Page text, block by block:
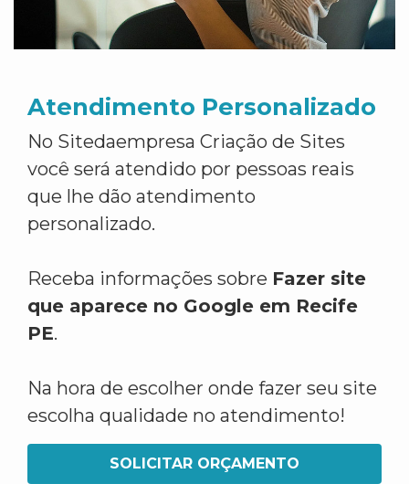
Atendimento Personalizado
No Sitedaempresa Criação de Sites
você será atendido por pessoas reais
que lhe dão atendimento
personalizado.
Receba informações sobre Fazer site
que aparece no Google em Recife
PE.
Na hora de escolher onde fazer seu site
escolha qualidade no atendimento!
SOLICITAR ORÇAMENTO